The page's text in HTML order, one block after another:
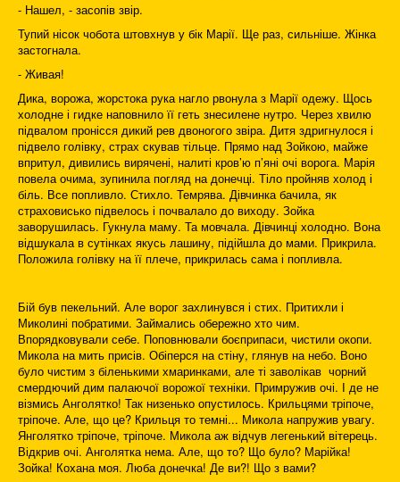
- Нашел, - засопів звір.
Тупий нісок чобота штовхнув у бік Марії. Ще раз, сильніше. Жінка
застогнала.
- Живая!
Дика, ворожа, жорстока рука нагло рвонула з Марії одежу. Щось
холодне і гидке наповнило її геть знесилене нутро. Через хвилю
підвалом пронісся дикий рев двоногого звіра. Дитя здригнулося і
підвело голівку, страх скував тільце. Прямо над Зойкою, майже
впритул, дивились вирячені, налиті кров’ю п’яні очі ворога. Марія
повела очима, зупинила погляд на донечці. Тіло пройняв холод і
біль. Все попливло. Стихло. Темрява. Дівчинка бачила, як
страховисько підвелось і почвалало до виходу. Зойка
заворушилась. Гукнула маму. Та мовчала. Дівчинці холодно. Вона
відшукала в сутінках якусь лашину, підійшла до мами. Прикрила.
Положила голівку на її плече, прикрилась сама і попливла.
Бій був пекельний. Але ворог захлинувся і стих. Притихли і
Миколині побратими. Займались обережно хто чим.
Впорядковували себе. Поповнювали боєприпаси, чистили окопи.
Микола на мить присів. Обіперся на стіну, глянув на небо. Воно
було чистим з біленькими хмаринками, але ті заволікав чорний
смердючий дим палаючої ворожої техніки. Примружив очі. І де не
візмись Анголятко! Так низенько опустилось. Крильцями тріпоче,
тріпоче. Але, що це? Крильця то темні... Микола напружив увагу.
Янголятко тріпоче, тріпоче. Микола аж відчув легенький вітерець.
Відкрив очі. Анголятка нема. Але, що то? Що було? Марійка!
Зойка! Кохана моя. Люба донечка! Де ви?! Що з вами?